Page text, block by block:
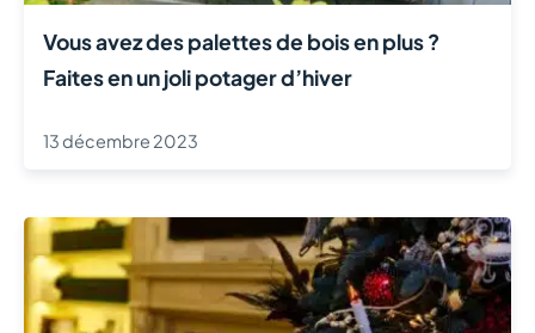
Vous avez des palettes de bois en plus ?
Faites en un joli potager d’hiver
13 décembre 2023